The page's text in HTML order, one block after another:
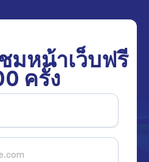
มหน้าเว็บฟรี
ครั้ง